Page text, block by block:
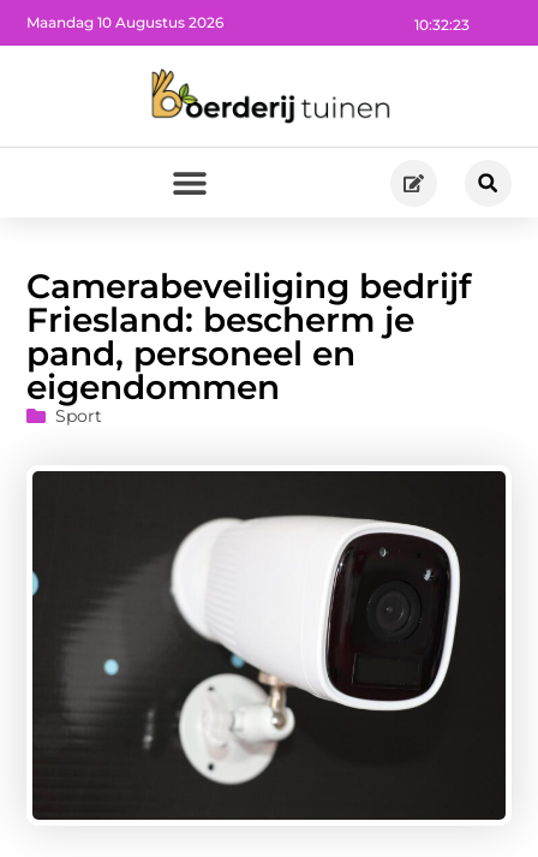
10:32:24
Maandag 10 Augustus 2026
Camerabeveiliging bedrijf
Friesland: bescherm je
pand, personeel en
eigendommen
Sport